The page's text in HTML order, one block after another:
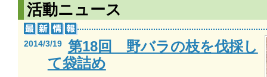
活動ニュース
2014/3/19
第18回 野バラの枝を伐採し
て袋詰め